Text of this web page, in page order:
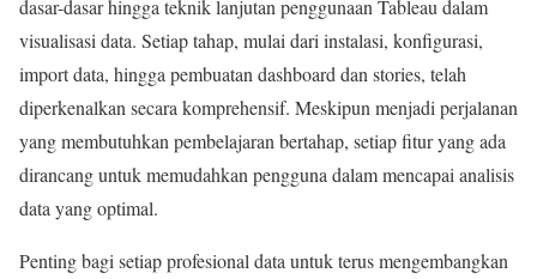
dasar-dasar hingga teknik lanjutan penggunaan Tableau dalam
visualisasi data. Setiap tahap, mulai dari instalasi, konfigurasi,
import data, hingga pembuatan dashboard dan stories, telah
diperkenalkan secara komprehensif. Meskipun menjadi perjalanan
yang membutuhkan pembelajaran bertahap, setiap fitur yang ada
dirancang untuk memudahkan pengguna dalam mencapai analisis
data yang optimal.
Penting bagi setiap profesional data untuk terus mengembangkan